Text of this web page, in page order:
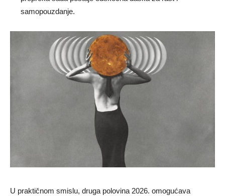
samopouzdanje.
U praktičnom smislu, druga polovina 2026. omogućava